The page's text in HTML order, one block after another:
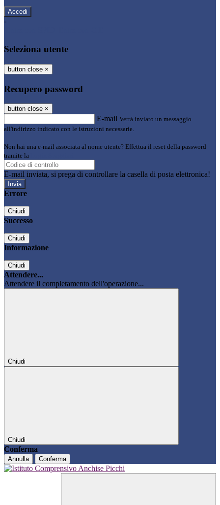
-
Seleziona utente
button close ×
Recupero password
button close ×
E-mail Verrà inviato un messaggio
all'indirizzo indicato con le istruzioni necessarie.
Non hai una e-mail associata al nome utente? Effettua il reset della password
tramite la
E-mail inviata, si prega di controllare la casella di posta elettronica!
Errore
Chiudi
Successo
Chiudi
Informazione
Chiudi
Attendere...
Attendere il completamento dell'operazione...
Chiudi
Chiudi
Conferma
Annulla Conferma